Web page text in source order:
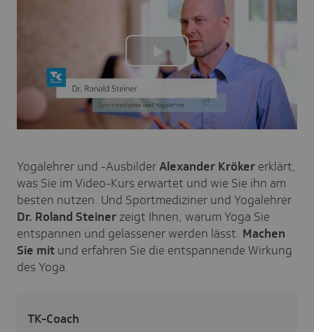
Play
Video
Yogalehrer und -AusbilderAlexander Kröker erklärt,
was Sie im Video-Kurs erwartet und wie Sie ihn am
besten nutzen. Und Sportmediziner und Yogalehrer
Dr. Roland Steinerzeigt Ihnen, warum Yoga Sie
entspannen und gelassener werden lässt. Machen
Sie mit und erfahren Sie die entspannende Wirkung
des Yoga.
TK-Coach